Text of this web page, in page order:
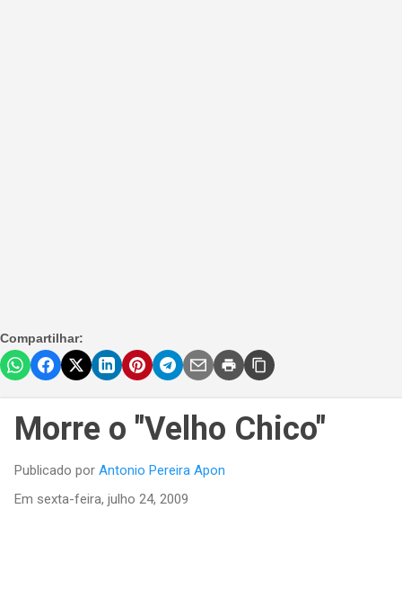
Compartilhar:
Morre o "Velho Chico"
Publicado por Antonio Pereira Apon
Em sexta-feira, julho 24, 2009